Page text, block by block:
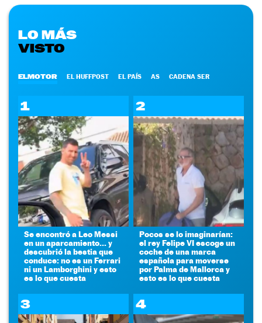
LO MÁS
VISTO
ELMOTOR EL HUFFPOST EL PAÍS AS CADENA SER
1
Se encontró a Leo Messi
en un aparcamiento... y
descubrió la bestia que
conduce: no es un Ferrari
ni un Lamborghini y esto
es lo que cuesta
2
Pocos se lo imaginarían:
el rey Felipe VI escoge un
coche de una marca
española para moverse
por Palma de Mallorca y
esto es lo que cuesta
3 4